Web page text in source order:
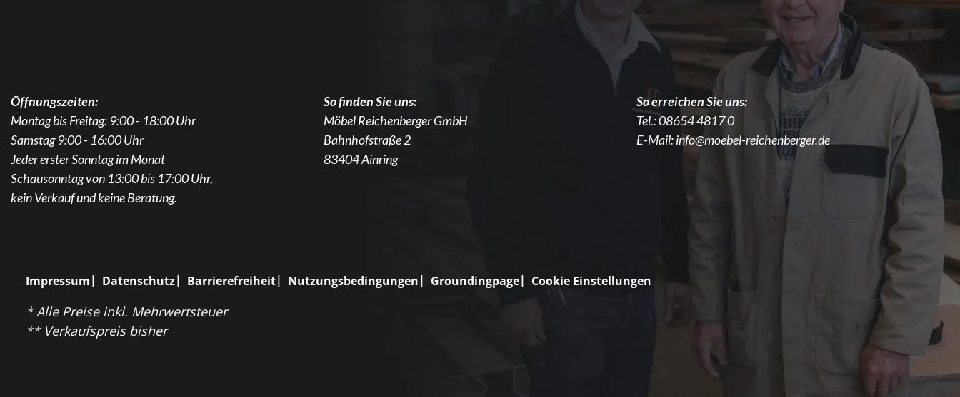
Öffnungszeiten:
Montag bis Freitag: 9:00 - 18:00 Uhr
Samstag 9:00 - 16:00 Uhr
Jeder erster Sonntag im Monat
Schausonntag von 13:00 bis 17:00 Uhr,
kein Verkauf und keine Beratung.
So finden Sie uns:
Möbel Reichenberger GmbH
Bahnhofstraße 2
83404 Ainring
So erreichen Sie uns:
Tel.:08654 4817 0
E-Mail:info@moebel-reichenberger.de
Impressum Datenschutz Barrierefreiheit Nutzungsbedingungen Groundingpage Cookie Einstellungen
* Alle Preise inkl. Mehrwertsteuer
** Verkaufspreis bisher